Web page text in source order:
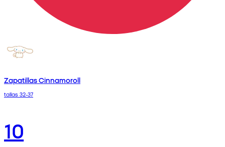
Zapatillas Cinnamoroll
tallas 32-37
10